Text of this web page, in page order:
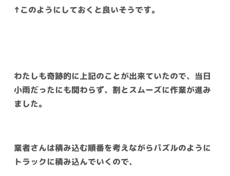
↑このようにしておくと良いそうです。
わたしも奇跡的に上記のことが出来ていたので、当日
小雨だったにも関わらず、割とスムーズに作業が進み
ました。
業者さんは積み込む順番を考えながらパズルのように
トラックに積み込んでいくので、